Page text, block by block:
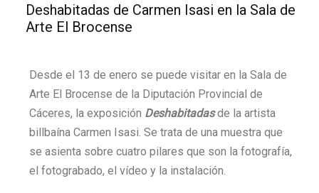
Deshabitadas de Carmen Isasi en la Sala de
Arte El Brocense
Desde el 13 de enero se puede visitar en la Sala de
Arte El Brocense de la Diputación Provincial de
Cáceres, la exposición Deshabitadasde la artista
billbaína Carmen Isasi. Se trata de una muestra que
se asienta sobre cuatro pilares que son la fotografía,
el fotograbado, el vídeo y la instalación.